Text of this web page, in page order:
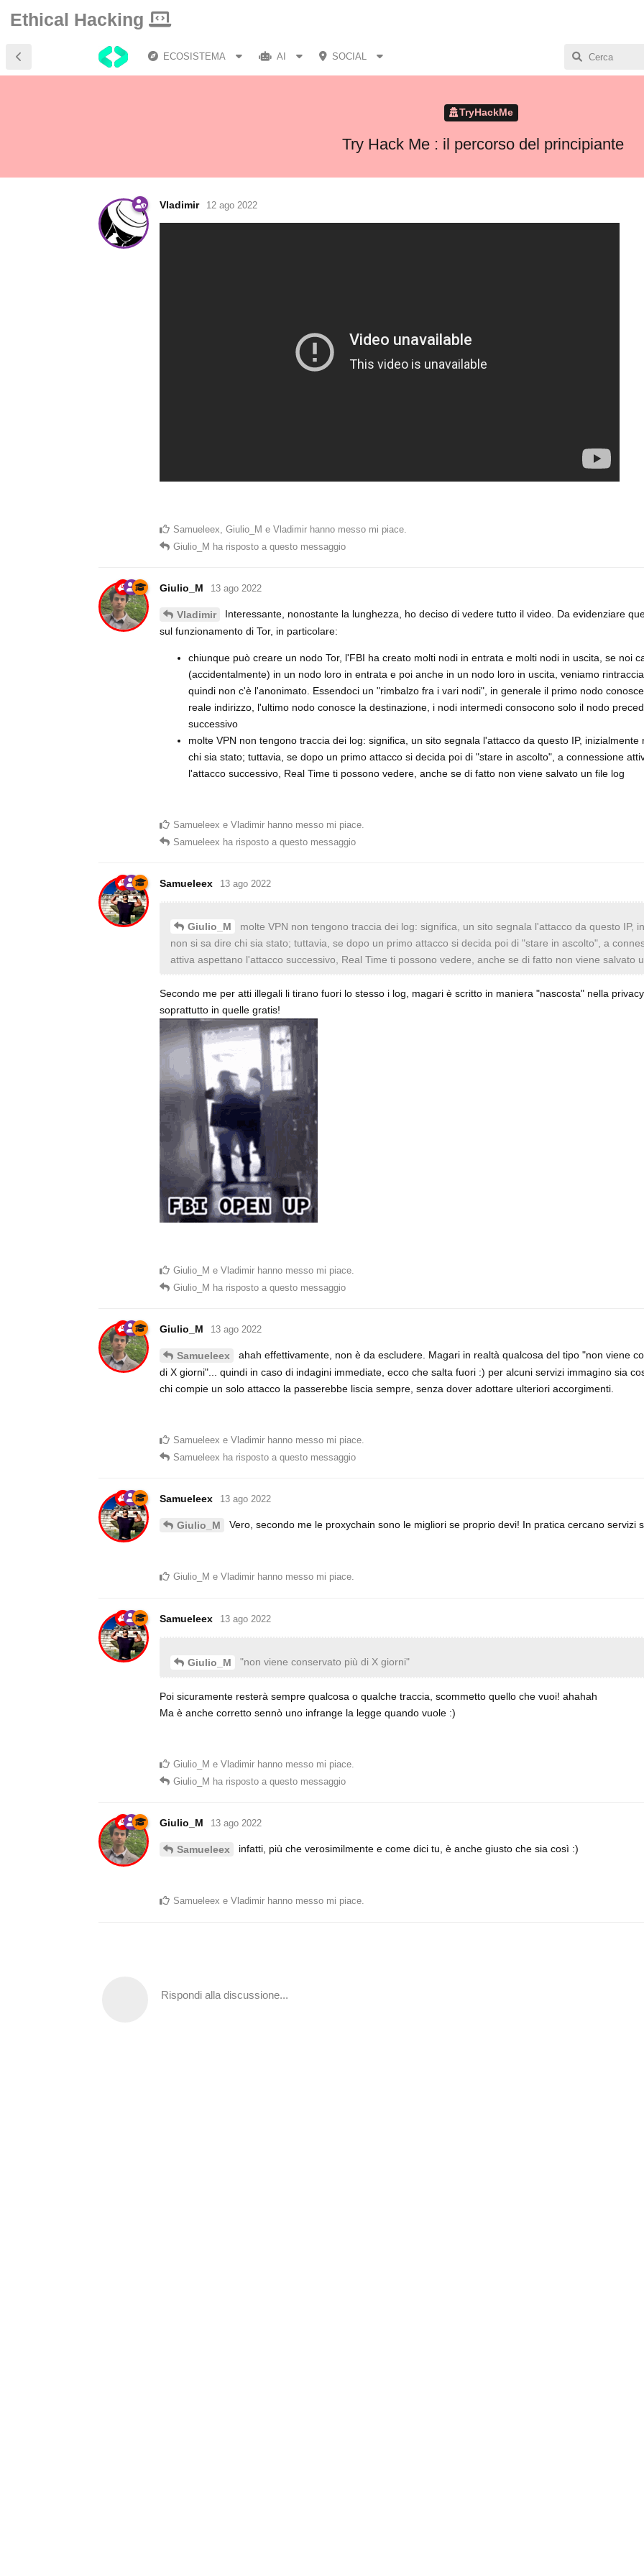
Ethical Hacking
ECOSISTEMA AI SOCIAL
TryHackMe
Try Hack Me : il percorso del principiante
Vladimir 12 ago 2022
Samueleex Giulio_M e Vladimir hanno messo mi piace
Giulio_M ha risposto a questo messaggio
Giulio_M 13 ago 2022
Vladimir
Interessante, nonostante la lunghezza, ho deciso di vedere tutto il video. Da evidenziare
sul funzionamento di Tor, in particolare:
chiunque può creare un nodo Tor, l'FBI ha creato molti nodi in entrata e molti nodi in uscita, se noi
(accidentalmente) in un nodo loro in entrata e poi anche in un nodo loro in uscita, veniamo
quindi non c'è l'anonimato. Essendoci un "rimbalzo fra i vari nodi", in generale il primo nodo
reale indirizzo, l'ultimo nodo conosce la destinazione, i nodi intermedi consocono solo il nodo
successivo
molte VPN non tengono traccia dei log: significa, un sito segnala l'attacco da questo IP, inizialmente
chi sia stato; tuttavia, se dopo un primo attacco si decida poi di "stare in ascolto", a connessione
l'attacco successivo, Real Time ti possono vedere, anche se di fatto non viene salvato un file log
Samueleex e Vladimir hanno messo mi piace
Samueleex ha risposto a questo messaggio
Samueleex 13 ago 2022
Giulio_M
molte VPN non tengono traccia dei log: significa, un sito segnala l'attacco da questo IP,
non si sa dire chi sia stato; tuttavia, se dopo un primo attacco si decida poi di "stare in ascolto", a
attiva aspettano l'attacco successivo, Real Time ti possono vedere, anche se di fatto non viene salvato
Secondo me per atti illegali li tirano fuori lo stesso i log, magari è scritto in maniera "nascosta" nella
soprattutto in quelle gratis!
Giulio_M e Vladimir hanno messo mi piace.
Giulio_M ha risposto a questo messaggio
Giulio_M 13 ago 2022
Samueleex
ahah effettivamente, non è da escludere. Magari in realtà qualcosa del tipo "non viene
di X giorni"... quindi in caso di indagini immediate, ecco che salta fuori :) per alcuni servizi immagino sia
chi compie un solo attacco la passerebbe liscia sempre, senza dover adottare ulteriori accorgimenti.
Samueleex e Vladimir hanno messo mi piace.
Samueleex ha risposto a questo messaggio
Samueleex 13 ago 2022
Giulio_M Vero, secondo me le proxychain sono le migliori se proprio devi! In pratica cercano servizi
Giulio_M e Vladimir hanno messo mi piace
Samueleex 13 ago 2022
Giulio_M "non viene conservato più di X giorni"
Poi sicuramente resterà sempre qualcosa o qualche traccia, scommetto quello che vuoi! ahahah
Ma è anche corretto sennò uno infrange la legge quando vuole :)
Giulio_M e Vladimir hanno messo mi piace
Giulio_M ha risposto a questo messaggio
Giulio_M 13 ago 2022
Samueleex infatti, più che verosimilmente e come dici tu, è anche giusto che sia così :)
Samueleex e Vladimir hanno messo mi piace
Rispondi alla discussione...